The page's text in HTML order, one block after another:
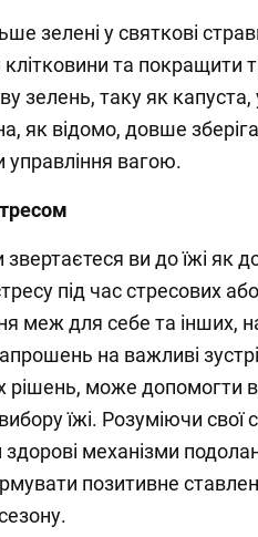
зелені у святкові
та покращити
зелень, таку як капуста,
як відомо, довше
вагою.
звертаєтеся ви до їжі як
під час стресових
меж для себе та інших,
на важливі
рішень, може допомогти
їжі. Розуміючи свої
механізми
позитивне